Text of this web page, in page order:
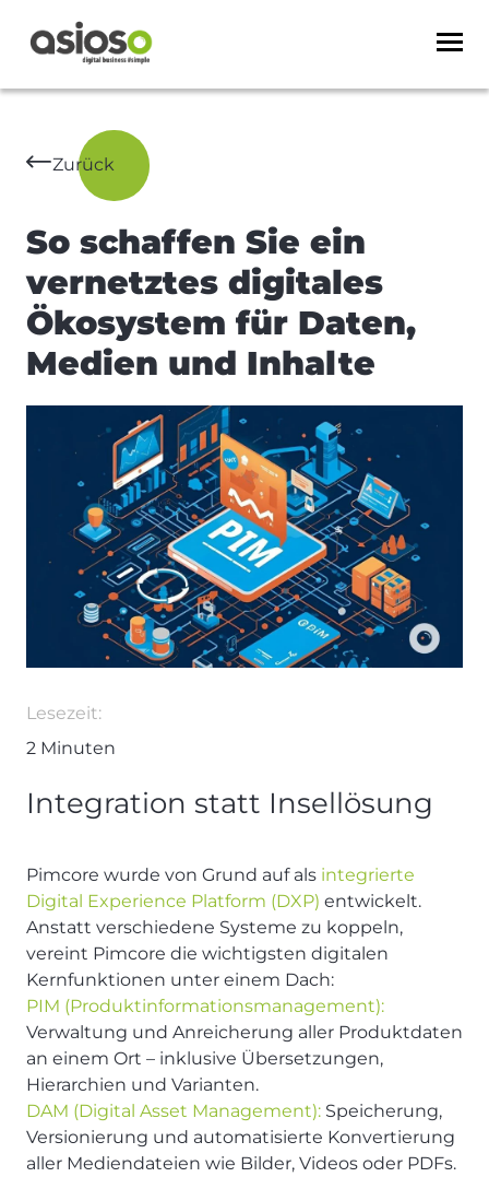
Zurück
So schaffen Sie ein
vernetztes digitales
Ökosystem für Daten,
Medien und Inhalte
Lesezeit:
2 Minuten
Integration statt Insellösung
Pimcore wurde von Grund auf als integrierte
Digital Experience Platform (DXP) entwickelt.
Anstatt verschiedene Systeme zu koppeln,
vereint Pimcore die wichtigsten digitalen
Kernfunktionen unter einem Dach:
PIM (Produktinformationsmanagement):
Verwaltung und Anreicherung aller Produktdaten
an einem Ort – inklusive Übersetzungen,
Hierarchien und Varianten.
DAM (Digital Asset Management): Speicherung,
Versionierung und automatisierte Konvertierung
aller Mediendateien wie Bilder, Videos oder PDFs.